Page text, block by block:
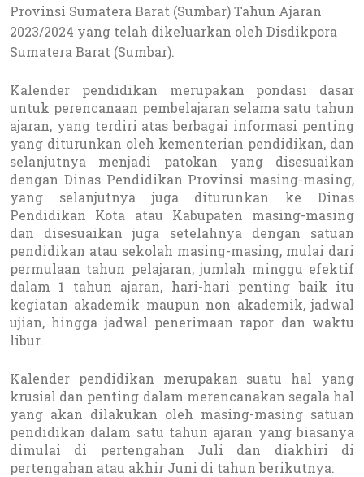
Provinsi Sumatera Barat (Sumbar) Tahun Ajaran
2023/2024 yang telah dikeluarkan oleh Disdikpora
Sumatera Barat (Sumbar).
Kalender pendidikan merupakan pondasi dasar
untuk perencanaan pembelajaran selama satu tahun
ajaran, yang terdiri atas berbagai informasi penting
yang diturunkan oleh kementerian pendidikan, dan
selanjutnya menjadi patokan yang disesuaikan
dengan Dinas Pendidikan Provinsi masing-masing,
yang selanjutnya juga diturunkan ke Dinas
Pendidikan Kota atau Kabupaten masing-masing
dan disesuaikan juga setelahnya dengan satuan
pendidikan atau sekolah masing-masing, mulai dari
permulaan tahun pelajaran, jumlah minggu efektif
dalam 1 tahun ajaran, hari-hari penting baik itu
kegiatan akademik maupun non akademik, jadwal
ujian, hingga jadwal penerimaan rapor dan waktu
libur.
Kalender pendidikan merupakan suatu hal yang
krusial dan penting dalam merencanakan segala hal
yang akan dilakukan oleh masing-masing satuan
pendidikan dalam satu tahun ajaran yang biasanya
dimulai di pertengahan Juli dan diakhiri di
pertengahan atau akhir Juni di tahun berikutnya.